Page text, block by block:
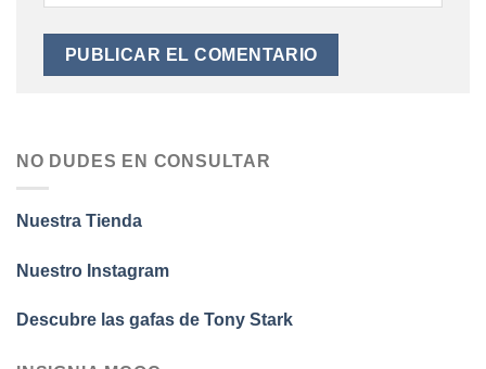
NO DUDES EN CONSULTAR
Nuestra Tienda
Nuestro Instagram
Descubre las gafas de Tony Stark